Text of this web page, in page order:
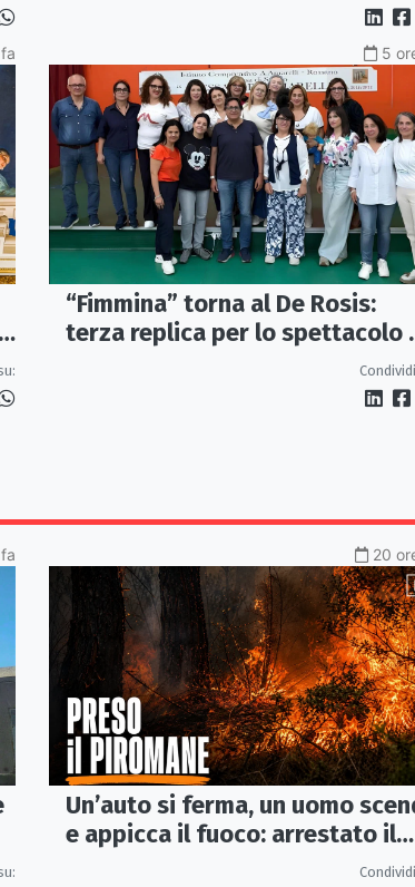
5
“Fimmina” torna al De Rosis:
terza replica per lo spettacolo
20
Un’auto si ferma, un uomo
e appicca il fuoco: arrestato il
(presunto) piromane di Morano